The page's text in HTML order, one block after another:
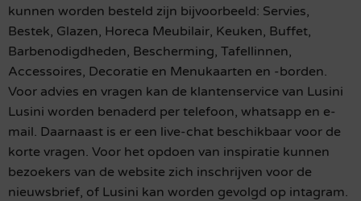
kunnen worden besteld zijn bijvoorbeeld: Servies,
Bestek, Glazen, Horeca Meubilair, Keuken, Buffet,
Barbenodigdheden, Bescherming, Tafellinnen,
Accessoires, Decoratie en Menukaarten en -borden.
Voor advies en vragen kan de klantenservice van Lusini
Lusini worden benaderd per telefoon, whatsapp en e-
mail. Daarnaast is er een live-chat beschikbaar voor de
korte vragen. Voor het opdoen van inspiratie kunnen
bezoekers van de website zich inschrijven voor de
nieuwsbrief, of Lusini kan worden gevolgd op intagram.